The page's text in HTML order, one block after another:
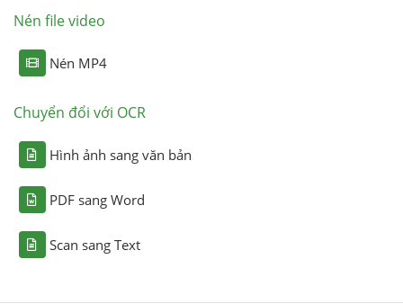
Nén file video
Nén MP4
Chuyển đổi với OCR
Hình ảnh sang văn bản
PDF sang Word
Scan sang Text